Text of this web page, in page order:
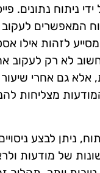
ניתוח נתונים.
המאפשרים לעקוב
לזהות אילו
לא רק לעקוב
אלא גם אחרי
מצליחות
של מודעות